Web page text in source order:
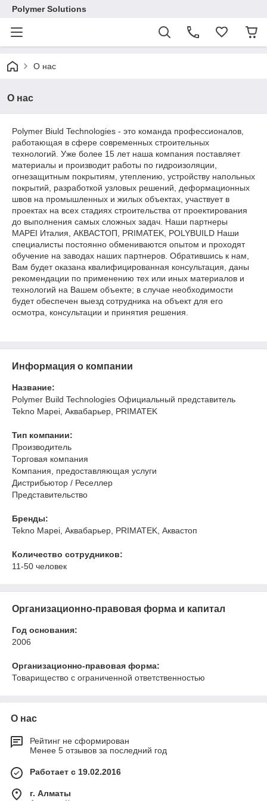
Polymer Solutions
О нас
О нас
Polymer Biuld Technologies - это команда профессионалов,
работающая в сфере современных строительных
технологий. Уже более 15 лет наша компания поставляет
материалы и производит работы по гидроизоляции,
огнезащитным покрытиям, утеплению, устройству напольных
покрытий, разработкой узловых решений, деформационных
швов на промышленных и жилых объектах, участвует в
проектах на всех стадиях строительства от проектирования
до выполнения самых сложных задач. Наши партнеры
MAPEI Италия, АКВАСТОП, PRIMATEK, POLYBUILD Наши
специалисты постоянно обмениваются опытом и проходят
обучение на заводах наших партнеров. Обратившись к нам,
Вам будет оказана квалифицированная консультация, даны
рекомендации по применению тех или иных материалов и
технологий на Вашем объекте; в случае необходимости
будет обеспечен выезд сотрудника на объект для его
осмотра, консультации и принятия решения.
Информация о компании
Название:
Polymer Build Technologies Официальный представитель
Tekno Mapei, Аквабарьер, PRIMATEK
Тип компании:
Производитель
Торговая компания
Компания, предоставляющая услуги
Дистрибьютор / Реселлер
Представительство
Бренды:
Tekno Mapei, Аквабарьер, PRIMATEK, Аквастоп
Количество сотрудников:
11-50 человек
Организационно-правовая форма и капитал
Год основания:
2006
Организационно-правовая форма:
Товарищество с ограниченной ответственностью
О нас
Рейтинг не сформирован
Менее 5 отзывов за последний год
Работает с 19.02.2016
г. Алматы